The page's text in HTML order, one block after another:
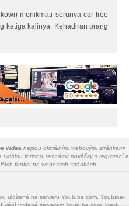
menikmati serunya car free
ketiga kalinya. Kehadiran orang
videa nejsou oficiálními webovými stránkami
rychlou formou seznámit nováčky s registrací a
funkcí na webových stránkách
uložená na serveru Youtube.com. Youtube-